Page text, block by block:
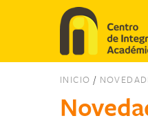
Pasar al contenido principal
INICIO /